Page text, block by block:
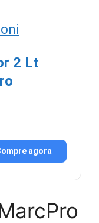
2 Lt
agora